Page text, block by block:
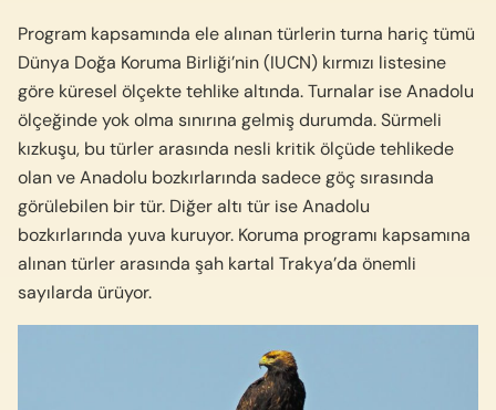
Program kapsamında ele alınan türlerin turna hariç tümü
Dünya Doğa Koruma Birliği’nin (IUCN) kırmızı listesine
göre küresel ölçekte tehlike altında. Turnalar ise Anadolu
ölçeğinde yok olma sınırına gelmiş durumda. Sürmeli
kızkuşu, bu türler arasında nesli kritik ölçüde tehlikede
olan ve Anadolu bozkırlarında sadece göç sırasında
görülebilen bir tür. Diğer altı tür ise Anadolu
bozkırlarında yuva kuruyor. Koruma programı kapsamına
alınan türler arasında şah kartal Trakya’da önemli
sayılarda ürüyor.